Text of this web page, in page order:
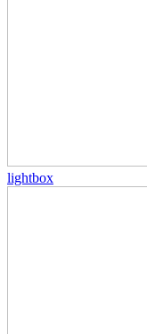
lightbox